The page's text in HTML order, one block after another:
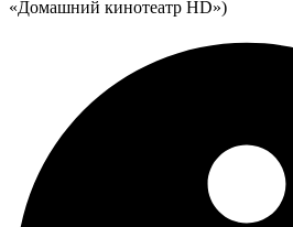
«Домашний кинотеатр HD»)